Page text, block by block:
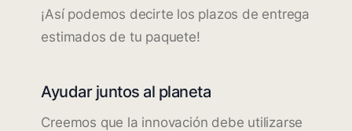
¡Así podemos decirte los plazos de entrega
estimados de tu paquete!
Ayudar juntos al planeta
Creemos que la innovación debe utilizarse